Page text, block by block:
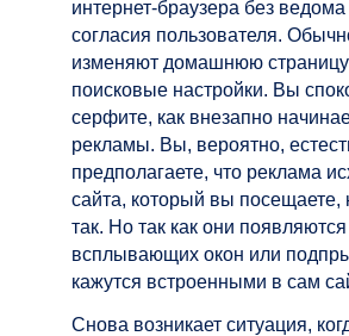
интернет-браузера без
согласия пользователя.
изменяют домашнюю
поисковые настройки. Вы
серфите, как внезапно
рекламы. Вы, вероятно,
предполагаете, что реклама
сайта, который вы посещаете,
так. Но так как они
всплывающих окон или
кажутся встроенными в сам
Снова возникает ситуация,